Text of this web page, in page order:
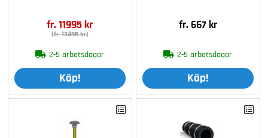
fr. 11995 kr
(fr. 13495 kr)
2-5 arbetsdagar
Köp!
fr. 667 kr
2-5 arbetsdagar
Köp!